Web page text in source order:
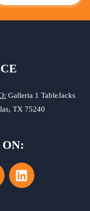
Galleria 1 TableJacks
TX 75240